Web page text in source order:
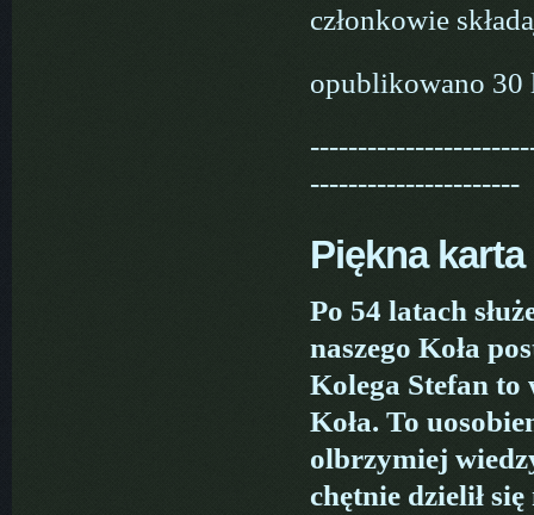
członkowie
opublikowano 30
----------------------
Piękna karta
Po 54 latach
naszego Koła
Kolega Stefan to
Koła. To
olbrzymiej
chętnie dzielił